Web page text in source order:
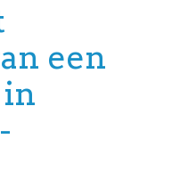
een
in